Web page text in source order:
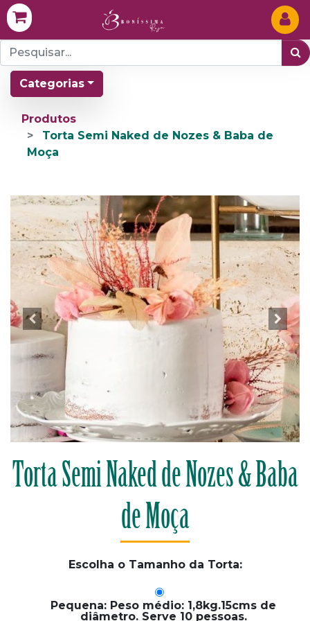
Categorias
Produtos
Torta Semi Naked de Nozes & Baba de
Moça
Torta Semi Naked de Nozes & Baba
de Moça
Escolha o Tamanho da Torta:
Pequena: Peso médio: 1,8kg.15cms de
diâmetro. Serve 10 pessoas.